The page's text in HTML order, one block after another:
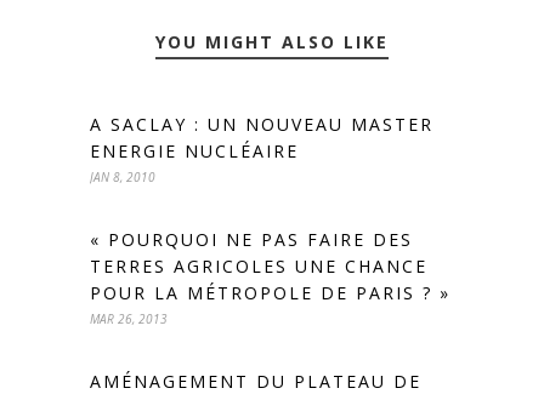
YOU MIGHT ALSO LIKE
A SACLAY : UN NOUVEAU MASTER
ENERGIE NUCLÉAIRE
JAN 8, 2010
« POURQUOI NE PAS FAIRE DES
TERRES AGRICOLES UNE CHANCE
POUR LA MÉTROPOLE DE PARIS ? »
MAR 26, 2013
AMÉNAGEMENT DU PLATEAU DE